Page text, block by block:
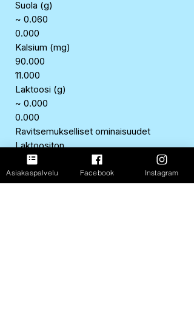
Suola (g)
~ 0.060
0.000
Kalsium (mg)
90.000
11.000
Laktoosi (g)
~ 0.000
0.000
Ravitsemukselliset ominaisuudet
Laktoositon
Säilöntäaineeton
Rasvaton
Alkuperämaa/valmistusmaa
Asiakaspalvelu Facebook Instagram